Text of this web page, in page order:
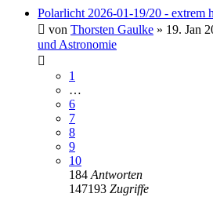
Polarlicht 2026-01-19/20 - extrem
von Thorsten Gaulke » 19. Jan
und Astronomie
1
…
6
7
8
9
10
184 Antworten
147193 Zugriffe